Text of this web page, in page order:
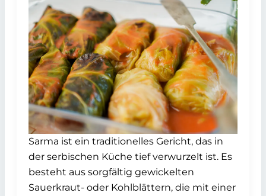
Sarma ist ein traditionelles Gericht, das in
der serbischen Küche tief verwurzelt ist. Es
besteht aus sorgfältig gewickelten
Sauerkraut- oder Kohlblättern, die mit einer